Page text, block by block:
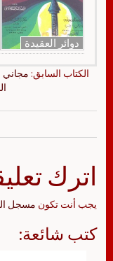
دوائر العقيدة
الكتاب السابق: مجاني
اترك
يجب أنت تكون مسجل
كتب شائعة: